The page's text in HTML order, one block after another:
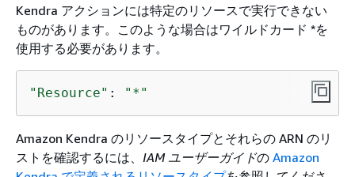
Kendra アクションには特定のリソースで実行できない
ものがあります。このような場合はワイルドカード *を
使用する必要があります。
"Resource" : "*"
Amazon Kendra のリソースタイプとそれらの ARN のリ
ストを確認するには、 IAM ユーザーガイドの Amazon